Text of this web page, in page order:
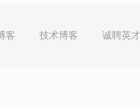
客 技术博客 诚聘英才